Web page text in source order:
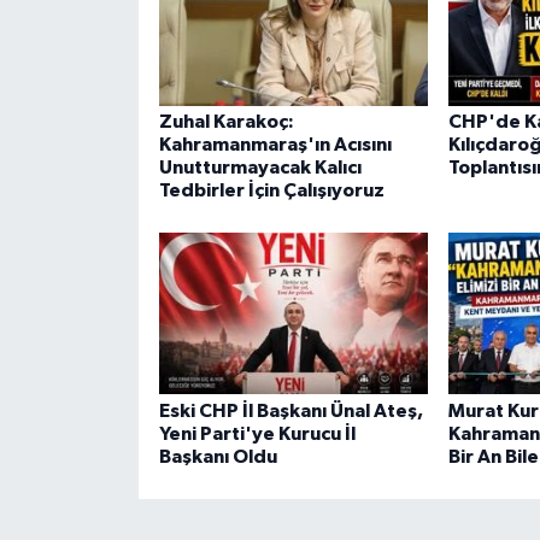
Zuhal Karakoç:
Kahramanmaraş'ın Acısını
Unutturmayacak Kalıcı
Tedbirler İçin Çalışıyoruz
CHP'de
Eski CHP İl Başkanı Ünal Ateş,
Yeni Parti'ye Kurucu İl
Başkanı Oldu
Murat
Bir An